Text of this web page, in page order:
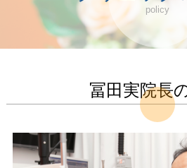
policy
冨田実院長